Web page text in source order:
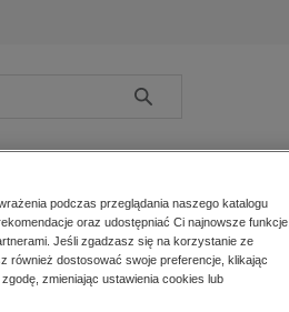
Szukaj
Zobacz wszystkie E-prasa
podczas przeglądania naszego katalogu
oraz udostępniać Ci najnowsze funkcje,
Jeśli zgadzasz się na korzystanie ze
również dostosować swoje preferencje, klikając
zmieniając ustawienia cookies lub